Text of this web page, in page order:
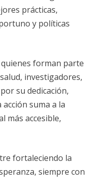
prácticas,
y políticas
forman parte
investigadores,
su dedicación,
acción suma a la
más accesible,
fortaleciendo la
siempre con